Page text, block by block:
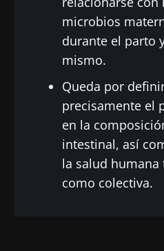
microbios
durante el parto
mismo.
Queda por
precisamente el
en la
intestinal, así
la salud
como colectiva.